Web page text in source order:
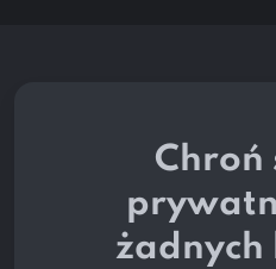
Chroń
żadnych